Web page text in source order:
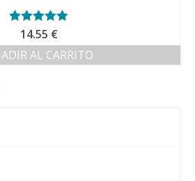
Valorado con
5.00de 5
14.55 €
AL CARRITO